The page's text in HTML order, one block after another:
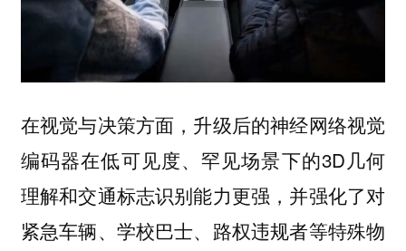
在视觉与决策方面，升级后的神经网络视觉
编码器在低可见度、罕见场景下的3D几何
理解和交通标志识别能力更强，并强化了对
紧急车辆、学校巴士、路权违规者等特殊物